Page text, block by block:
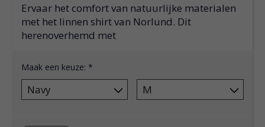
Ervaar het comfort van natuurlijke materialen
met het linnen shirt van Norlund. Dit
herenoverhemd met
Maak een keuze:*